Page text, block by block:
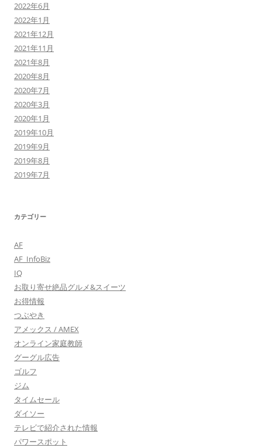
2022年6月
2022年1月
2021年12月
2021年11月
2021年8月
2020年8月
2020年7月
2020年3月
2020年1月
2019年10月
2019年9月
2019年8月
2019年7月
カテゴリー
AF
AF_InfoBiz
IQ
お取り寄せ絶品グルメ&スイーツ
お得情報
つぶやき
アメックス / AMEX
オンライン家庭教師
グーグル広告
ゴルフ
ジム
タイムセール
ダイソー
テレビで紹介された情報
パワースポット